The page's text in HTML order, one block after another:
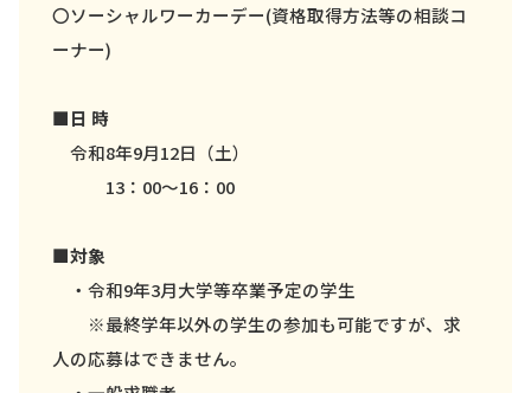
〇ソーシャルワーカーデー(資格取得方法等の相談コ
ーナー)
■日 時
令和8年9月12日（土）
13：00～16：00
■対象
・令和9年3月大学等卒業予定の学生
※最終学年以外の学生の参加も可能ですが、求
人の応募はできません。